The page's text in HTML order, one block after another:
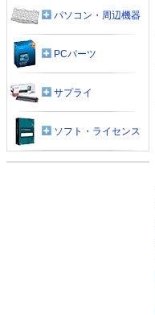
パソコン・周辺機器
PCパーツ
サプライ
ソフト・ライセンス